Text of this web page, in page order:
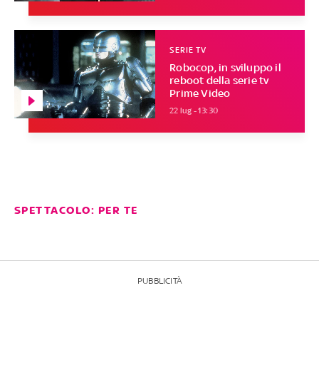
Robocop, in sviluppo il
reboot della serie tv
Prime Video
SERIE TV
22 lug - 13:30
SPETTACOLO: PER TE
PUBBLICITÀ